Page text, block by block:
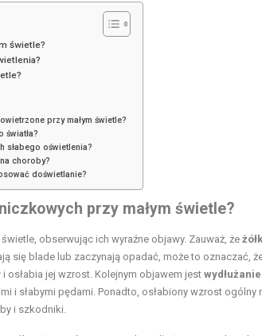
świetle?
przy małym świetle?
światła?
słabego oświetlenia?
choroby?
doświetlanie?
przy małym świetle?
świetle, obserwując ich wyraźne objawy. Zauważ, że
się blade lub zaczynają opadać, może to oznaczać,
i osłabia jej wzrost. Kolejnym objawem jest
i słabymi pędami. Ponadto, osłabiony wzrost
i szkodniki.